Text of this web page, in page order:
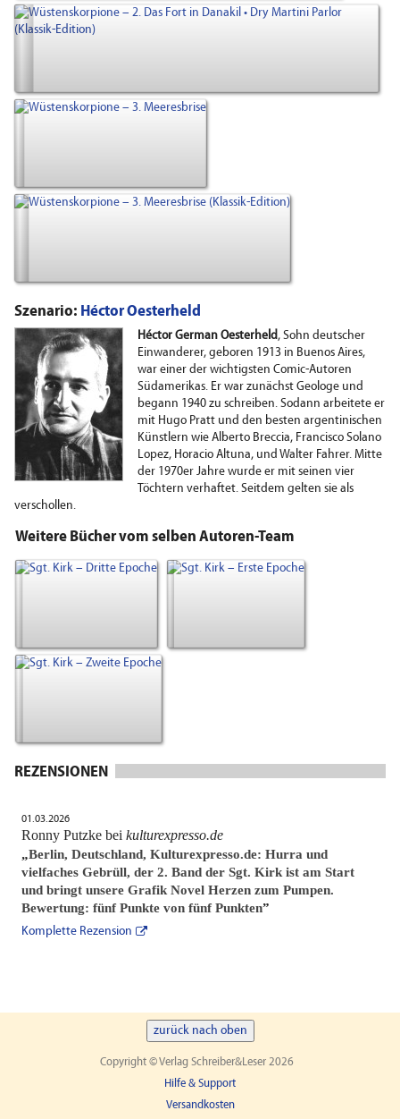
Szenario: Héctor Oesterheld
Héctor German Oesterheld, Sohn deutscher
Einwanderer, geboren 1913 in Buenos Aires,
war einer der wichtigsten Comic-Autoren
Südamerikas. Er war zunächst Geologe und
begann 1940 zu schreiben. Sodann arbeitete er
mit Hugo Pratt und den besten argentinischen
Künstlern wie Alberto Breccia, Francisco Solano
Lopez, Horacio Altuna, und Walter Fahrer. Mitte
der 1970er Jahre wurde er mit seinen vier
Töchtern verhaftet. Seitdem gelten sie als
verschollen.
Weitere Bücher vom selben Autoren-Team
Neu!
REZENSIONEN
01.03.2026
Ronny Putzke bei kulturexpresso.de
„Berlin, Deutschland, Kulturexpresso.de: Hurra und
vielfaches Gebrüll, der 2. Band der Sgt. Kirk ist am Start
und bringt unsere Grafik Novel Herzen zum Pumpen.
Bewertung: fünf Punkte von fünf Punkten”
Komplette Rezension
zurück nach oben
Copyright © Verlag Schreiber&Leser 2026
Hilfe & Support
Versandkosten